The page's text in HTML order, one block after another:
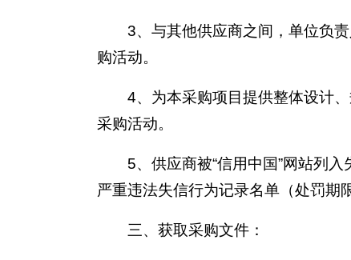
3、与其他供应商之间，单位负
购活动。
4、为本采购项目提供整体设计
采购活动。
5、供应商被“信用中国”网站列
严重违法失信行为记录名单（处罚期
三、获取采购文件：